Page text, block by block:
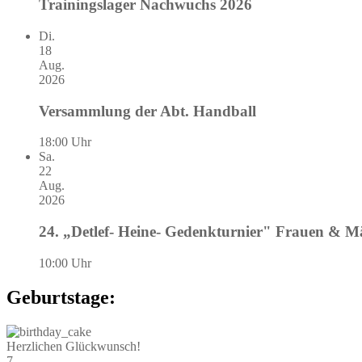
Trainingslager Nachwuchs 2026
Di.
18
Aug.
2026
Versammlung der Abt. Handball
18:00 Uhr
Sa.
22
Aug.
2026
24. „Detlef- Heine- Gedenkturnier" Frauen &
10:00 Uhr
Geburtstage:
Herzlichen Glückwunsch!